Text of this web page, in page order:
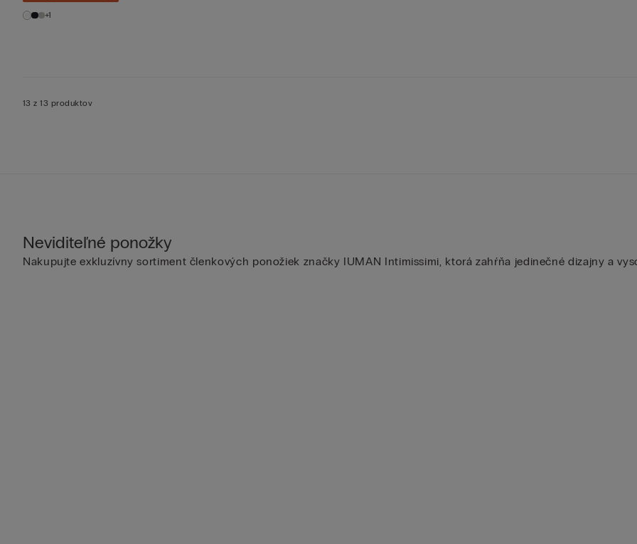
+1
13 z 13 produktov
Neviditeľné ponožky
Nakupujte exkluzívny sortiment členkových ponožiek značky IUMAN Intimissimi, ktorá zahŕňa jedinečné dizajny a